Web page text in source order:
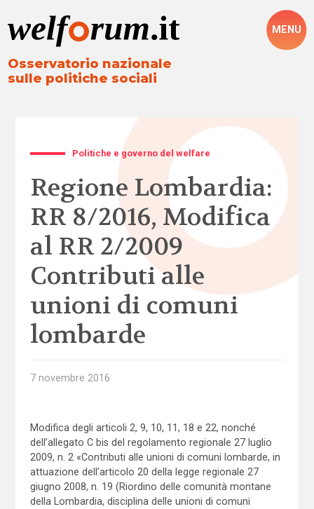
Osservatorio nazionale
sulle politiche sociali
MENU
Politiche e governo del welfare
Regione Lombardia:
RR 8/2016, Modifica
al RR 2/2009
Contributi alle
unioni di comuni
lombarde
7 novembre 2016
Modifica degli articoli 2, 9, 10, 11, 18 e 22, nonché
dell’allegato C bis del regolamento regionale 27 luglio
2009, n. 2 «Contributi alle unioni di comuni lombarde, in
attuazione dell’articolo 20 della legge regionale 27
giugno 2008, n. 19 (Riordino delle comunità montane
della Lombardia, disciplina delle unioni di comuni